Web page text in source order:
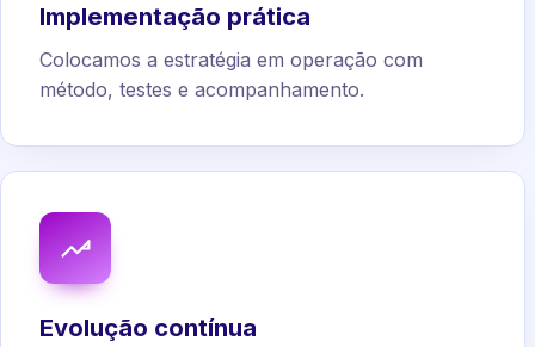
Implementação prática
Colocamos a estratégia em operação com
método, testes e acompanhamento.
Evolução contínua